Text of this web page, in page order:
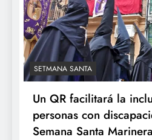
SETMANA SANTA
Un QR facilitará la
personas con
Semana Santa Marinera